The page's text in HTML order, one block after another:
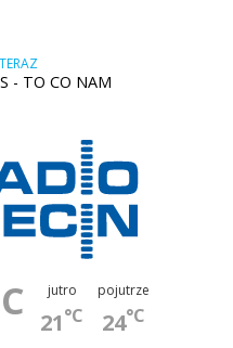
- TO CO NAM
jutro
21°C
pojutrze
24°C